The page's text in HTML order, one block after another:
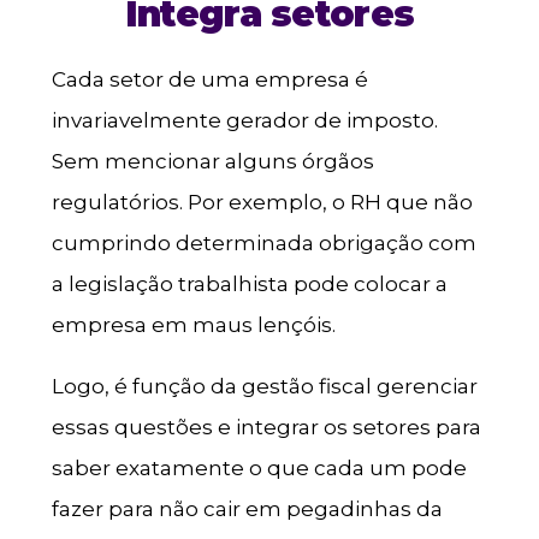
Integra setores
Cada setor de uma empresa é
invariavelmente gerador de imposto.
Sem mencionar alguns órgãos
regulatórios. Por exemplo, o RH que não
cumprindo determinada obrigação com
a legislação trabalhista pode colocar a
empresa em maus lençóis.
Logo, é função da gestão fiscal gerenciar
essas questões e integrar os setores para
saber exatamente o que cada um pode
fazer para não cair em pegadinhas da